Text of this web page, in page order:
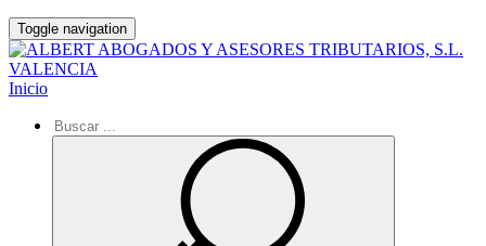
Toggle navigation
Inicio